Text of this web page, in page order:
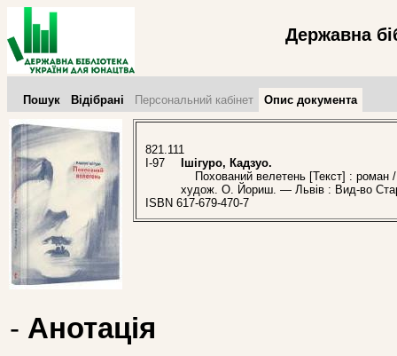
Державна
Пошук Відібрані Персональний кабінет Опис документа
821.111
І-97
Ішігуро, Кадзуо.
Похований велетень [Текст] : роман /
худож. О. Йориш. — Львів : Вид-во
ISBN 617-679-470-7
- Анотація